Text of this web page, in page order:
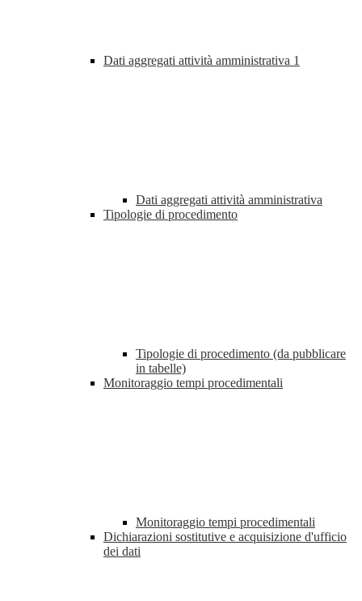
Dati aggregati attività amministrativa 1
Dati aggregati attività amministrativa
Tipologie di procedimento
Tipologie di procedimento (da pubblicare
in tabelle)
Monitoraggio tempi procedimentali
Monitoraggio tempi procedimentali
Dichiarazioni sostitutive e acquisizione d'ufficio
dei dati